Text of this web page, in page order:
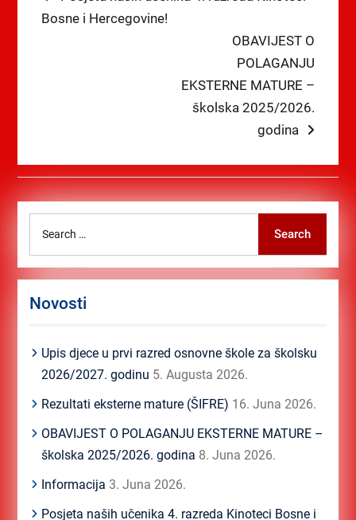
članaka
post:
Bosne i Hercegovine!
Next
post:
OBAVIJEST O
POLAGANJU
EKSTERNE MATURE –
školska 2025/2026.
godina
Search
Novosti
Upis djece u prvi razred osnovne škole za školsku
2026/2027. godinu 5. Augusta 2026.
Rezultati eksterne mature (ŠIFRE) 16. Juna 2026.
OBAVIJEST O POLAGANJU EKSTERNE MATURE –
školska 2025/2026. godina 8. Juna 2026.
Informacija 3. Juna 2026.
Posjeta naših učenika 4. razreda Kinoteci Bosne i